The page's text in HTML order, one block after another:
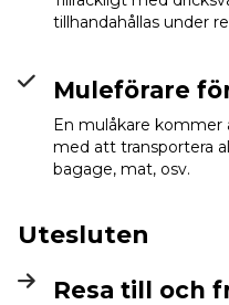
tillhandahållas under
Muleförare
En mulåkare kommer
med att transportera
bagage, mat, osv.
Utesluten
Resa till och